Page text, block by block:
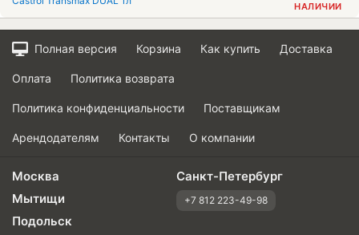
НАЛИЧИИ
Полная версия Корзина Как купить Доставка
Оплата Политика возврата
Политика конфиденциальности Поставщикам
Арендодателям Контакты О компании
Москва
Мытищи
Подольск
Санкт-Петербург
+7 812 223-49-98